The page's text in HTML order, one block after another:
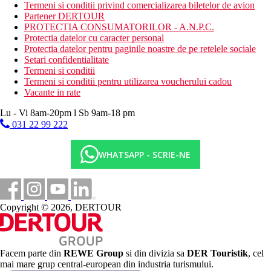
piscina pentru copii
loc de joaca
mini club (4 ore pe zi)
Descrierea plajei
plaja cu pietris la cca 300 m de hotel
sezlonguri si umbrele contra cost
Activitati gratuite
volei
polo pe apa
programe de animatie
Activitati contra cost
sauna (10.00-18.00)
salon de wellness si infrumusetare
teren de tenis (iluminat contra cost aprox. 20 EUR/ora)
masaje
biliard
jocuri video
Mese
All Inclusive
Termeni si conditii privind comercializarea biletelor de avion
Partener DERTOUR
PROTECTIA CONSUMATORILOR - A.N.P.C.
Protectia datelor cu caracter personal
Protectia datelor pentru paginile noastre de pe retelele sociale
Setari confidentialitate
Termeni si conditii
Termeni si conditii pentru utilizarea voucherului cadou
Vacante in rate
Lu - Vi 8am-20pm l Sb 9am-18 pm
031 22 99 222
WHATSAPP - SCRIE-NE
Copyright © 2026, DERTOUR
Facem parte din REWE Group si din divizia sa DER Touristik, cel
mai mare grup central-european din industria turismului.